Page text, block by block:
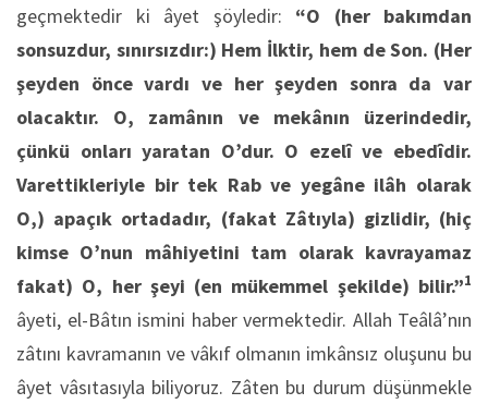
geçmektedir ki âyet şöyledir: “O (her bakımdan
sonsuzdur, sınırsızdır:) Hem İlktir, hem de Son. (Her
şeyden önce vardı ve her şeyden sonra da var
olacaktır. O, zamânın ve mekânın üzerindedir,
çünkü onları yaratan O’dur. O ezelî ve ebedîdir.
Varettikleriyle bir tek Rab ve yegâne ilâh olarak
O,) apaçık ortadadır, (fakat Zâtıyla) gizlidir, (hiç
kimse O’nun mâhiyetini tam olarak kavrayamaz
fakat) O, her şeyi (en mükemmel şekilde) bilir.”1
âyeti, el-Bâtın ismini haber vermektedir. Allah Teâlâ’nın
zâtını kavramanın ve vâkıf olmanın imkânsız oluşunu bu
âyet vâsıtasıyla biliyoruz. Zâten bu durum düşünmekle